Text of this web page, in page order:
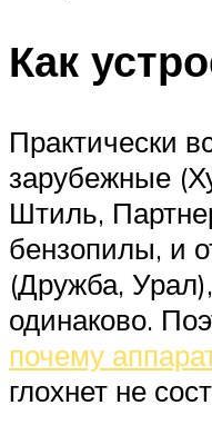
Как
Практически
зарубежные
Штиль,
бензопилы, и
(Дружба,
одинаково.
почему
глохнет не